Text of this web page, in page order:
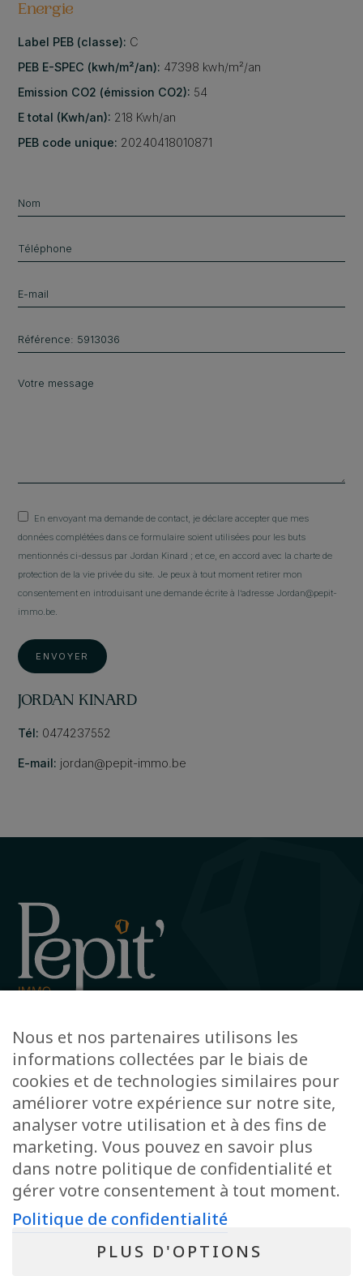
Energie
Label PEB (classe): C
PEB E-SPEC (kwh/m²/an): 47398 kwh/m²/an
Emission CO2 (émission CO2): 54
E total (Kwh/an): 218 Kwh/an
PEB code unique: 20240418010871
En envoyant ma demande de contact, je déclare accepter que mes
données complétées dans ce formulaire soient utilisées pour les buts
mentionnés ci-dessus par Jordan Kinard ; et ce, en accord avec la charte de
protection de la vie privée du site. Je peux à tout moment retirer mon
consentement en introduisant une demande écrite à l’adresse Jordan@pepit-
immo.be.
ENVOYER
JORDAN KINARD
Tél: 0474237552
E-mail: jordan@pepit-immo.be
+32 63 78 51 51
info@pepit-immo.be
POLITIQUE DE CONFIDENTIALITÉ
Conseiller immobilier agréé IPI sous le numéro 513.950 en Belgique
N° entreprise : BE-0804.021.122
Instance de contrôle: IPI, rue du Luxembourg 16B, 1000 Bruxelles – Soumis
au code déontologique de l’ IPI
RC professionnelle et cautionnement via AXA Belgium SA – police n°
Nous et nos partenaires utilisons les
informations collectées par le biais de
cookies et de technologies similaires pour
améliorer votre expérience sur notre site,
analyser votre utilisation et à des fins de
marketing. Vous pouvez en savoir plus
dans notre politique de confidentialité et
gérer votre consentement à tout moment.
Politique de confidentialité
PLUS D'OPTIONS